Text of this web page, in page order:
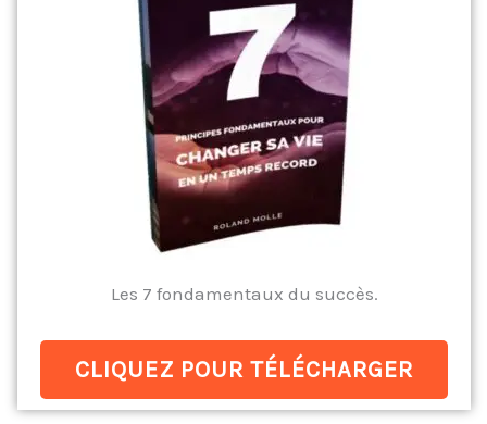
Les 7 fondamentaux du succès.
CLIQUEZ POUR TÉLÉCHARGER